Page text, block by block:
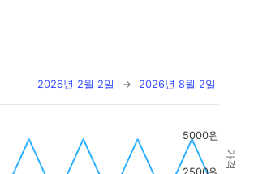
가격
2026년 2월 2일 → 2026년 8월 2일
5000원